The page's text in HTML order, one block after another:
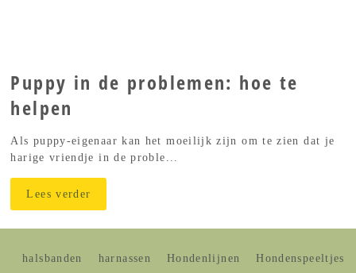
Puppy in de problemen: hoe te
helpen
Als puppy-eigenaar kan het moeilijk zijn om te zien dat je
harige vriendje in de proble...
Lees verder
halsbanden harnassen Hondenlijnen Hondenspeeltjes